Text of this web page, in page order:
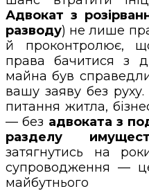
Адвокат з
разводу) не лише
й проконтролює,
права бачитися з
майна був
вашу заяву без
питання житла,
— без адвоката з
разделу
затягнутись на
супроводження —
майбутнього